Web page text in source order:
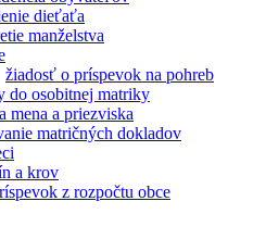
dieťaťa
manželstva
žiadosť o príspevok na pohreb
do osobitnej matriky
mena a priezviska
matričných dokladov
a krov
z rozpočtu obce